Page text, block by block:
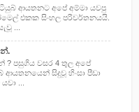
ආයතනට අපේ අම්මා යවපු
එකක සිංහල පරිවර්තනයයි.
...
පසුගිය වසර 4 තුල අපේ
ආයතනයෙන් සිදුවූ හිංසා පීඩා
...